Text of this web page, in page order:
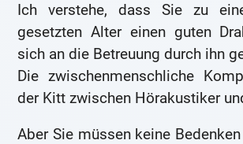
Ich verstehe, dass Sie zu
gesetzten Alter einen guten
sich an die Betreuung durch ihn
Die zwischenmenschliche
der Kitt zwischen Hörakustiker
Aber Sie müssen keine